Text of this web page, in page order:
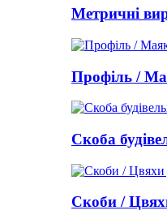
Метричні
Профіль /
Скоба
Скоби /